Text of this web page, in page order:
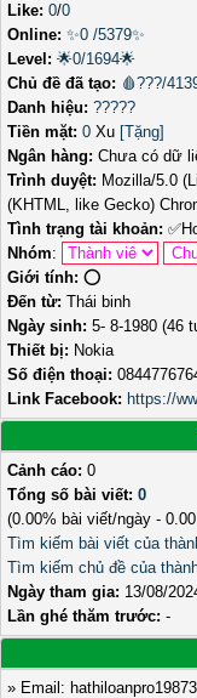
Like: 0/0
Online: ✨0 /5379✨
Level: 🌟0/1694🌟
Chủ đề đã tạo: 🩸???/
Danh hiệu: ?????
Tiền mặt: 0 Xu [Tặng]
Ngân hàng: Chưa có dữ
Trình duyệt: Mozilla/5.0
(KHTML, like Gecko)
Tình trạng tài khoản: ✅
Nhóm:
Giới tính: ⭕️
Đến từ: Thái binh
Ngày sinh: 5- 8-1980 (46
Thiết bị: Nokia
Số điện thoại:
Link Facebook: https://
Cảnh cáo: 0
Tổng số bài viết: 0
(0.00% bài viết/ngày -
Tìm kiếm bài viết của
Tìm kiếm chủ đề của
Ngày tham gia: 13/08/
Lần ghé thăm trước: -
» Email: